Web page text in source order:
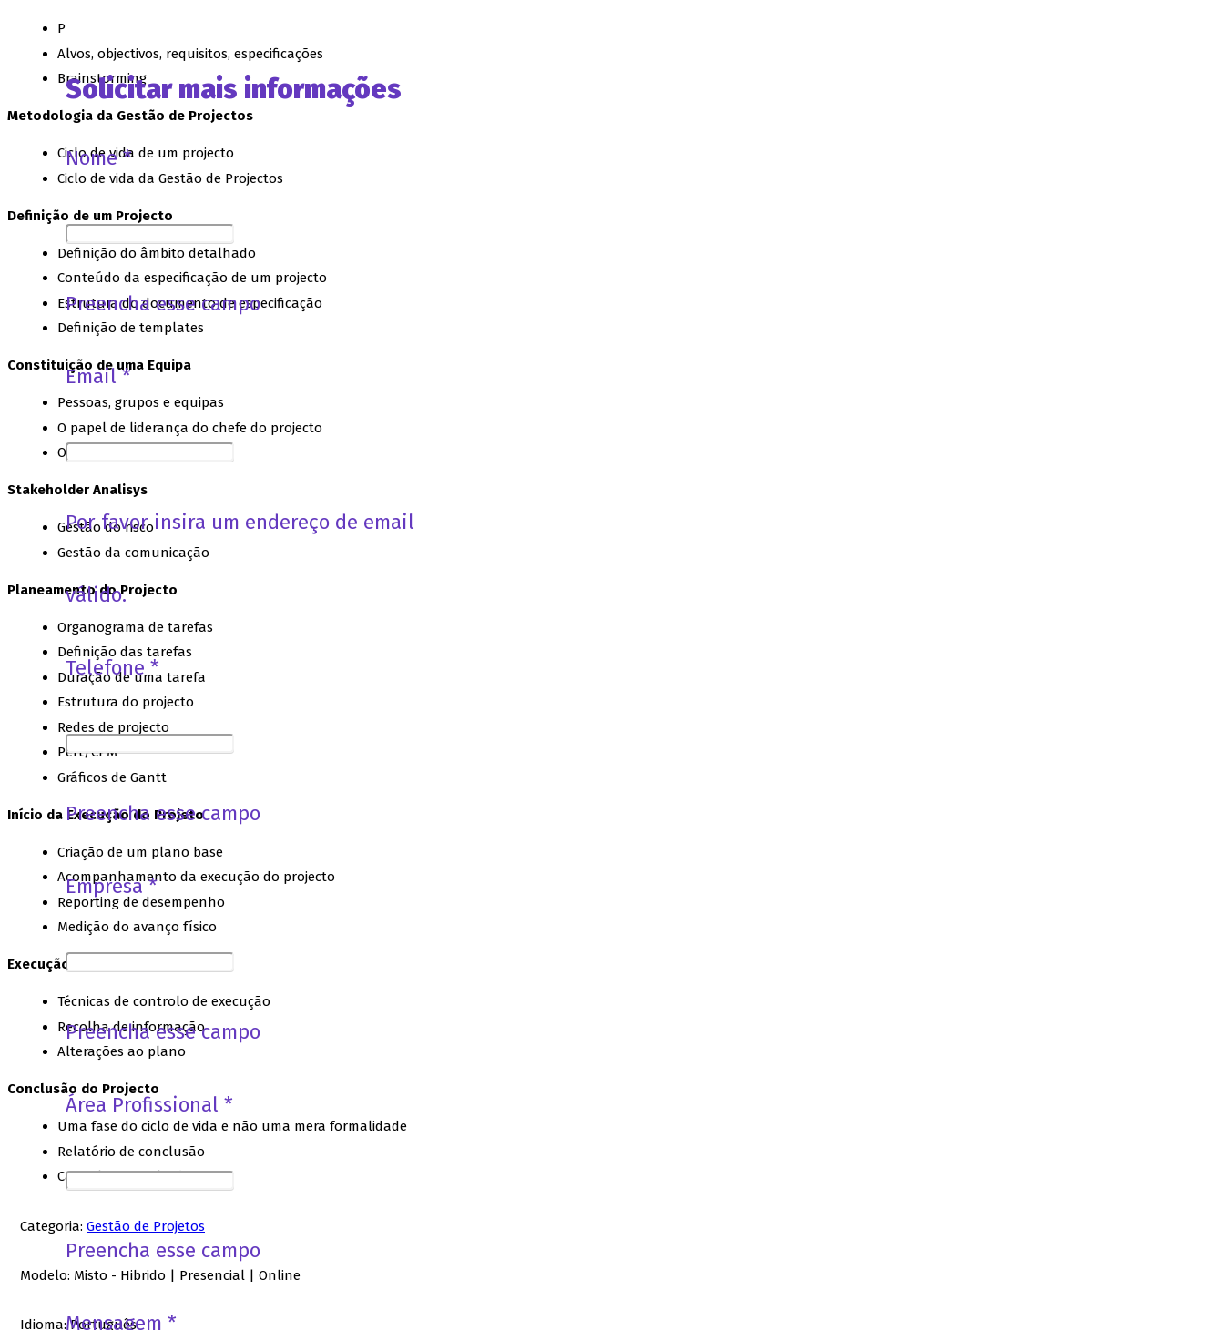
Solicitar mais informações
Nome *
Preencha esse campo
Email *
Por favor insira um endereço de email
válido.
Telefone *
Preencha esse campo
Empresa *
Preencha esse campo
Área Profissional *
Preencha esse campo
Mensagem *
Primeira etapa da abordagem do projecto
Alvos, objectivos, requisitos, especificações
Brainstorming
Metodologia da Gestão de Projectos
Ciclo de vida de um projecto
Ciclo de vida da Gestão de Projectos
Definição de um Projecto
Definição do âmbito detalhado
Conteúdo da especificação de um projecto
Estrutura do documento de especificação
Definição de templates
Constituição de uma Equipa
Pessoas, grupos e equipas
O papel de liderança do chefe do projecto
O líder técnico
Stakeholder Analisys
Gestão do risco
Gestão da comunicação
Planeamento do Projecto
Organograma de tarefas
Definição das tarefas
Duração de uma tarefa
Estrutura do projecto
Redes de projecto
Pert/CPM
Gráficos de Gantt
Início da Execução do Projeto
Criação de um plano base
Acompanhamento da execução do projecto
Reporting de desempenho
Medição do avanço físico
Execução do Projecto
Técnicas de controlo de execução
Recolha de informação
Alterações ao plano
Conclusão do Projecto
Uma fase do ciclo de vida e não uma mera formalidade
Relatório de conclusão
Capitalizar resultados
Categoria: Gestão de Projetos
Modelo: Misto - Hibrido | Presencial | Online
Idioma:Português
Formação
Formação Online